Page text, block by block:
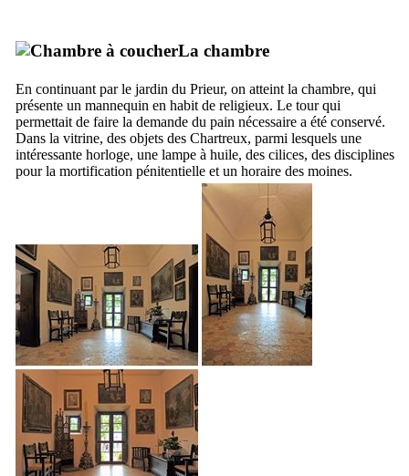
La chambre
En continuant par le jardin du Prieur, on atteint la chambre, qui
présente un mannequin en habit de religieux. Le tour qui
permettait de faire la demande du pain nécessaire a été conservé.
Dans la vitrine, des objets des Chartreux, parmi lesquels une
intéressante horloge, une lampe à huile, des cilices, des disciplines
pour la mortification pénitentielle et un horaire des moines.